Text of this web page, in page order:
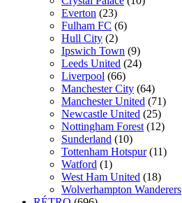
Everton (23)
Fulham FC (6)
Hull City (2)
Ipswich Town (9)
Leeds United (24)
Liverpool (66)
Manchester City (64)
Manchester United (71)
Newcastle United (25)
Nottingham Forest (12)
Sunderland (10)
Tottenham Hotspur (11)
Watford (1)
West Ham United (18)
Wolverhampton Wanderers